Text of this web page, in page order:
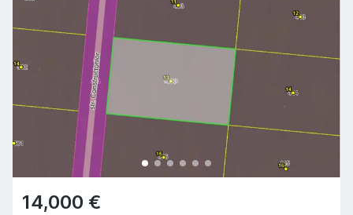
14,000 €